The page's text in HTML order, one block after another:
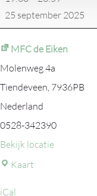
25 september 2025
MFC de Eiken
Molenweg 4a
Tiendeveen, 7936PB
Nederland
0528-342390
Bekijk locatie
Kaart
iCal